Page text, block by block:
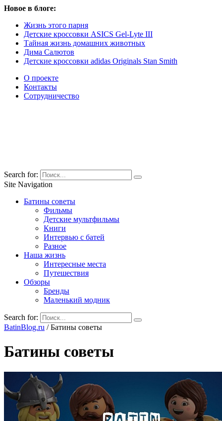
Новое в блоге:
Жизнь этого парня
Детские кроссовки ASICS Gel-Lyte III
Тайная жизнь домашних животных
Дима Салютов
Детские кроссовки adidas Originals Stan Smith
О проекте
Контакты
Сотрудничество
Search for:
Site Navigation
Батины советы
Фильмы
Детские мультфильмы
Книги
Интервью с батей
Разное
Наша жизнь
Интересные места
Путешествия
Обзоры
Бренды
Маленький модник
Search for:
BatinBlog.ru /Батины советы
Батины советы